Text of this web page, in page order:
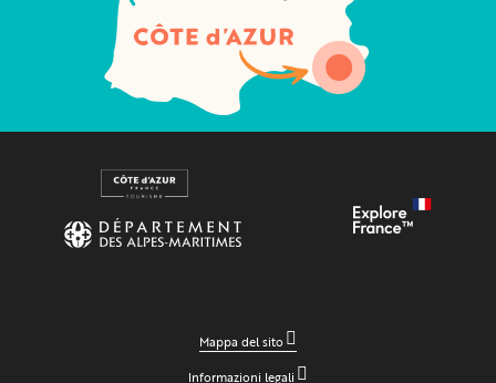
Mappa del sito
Informazioni legali